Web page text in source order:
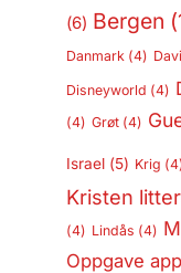
(6) Bergen
Danmark (4)
Disneyworld (4)
(4) Grøt(4)
Israel(5) Krig
Kristen
(4) Lindås (4)
Oppgave app